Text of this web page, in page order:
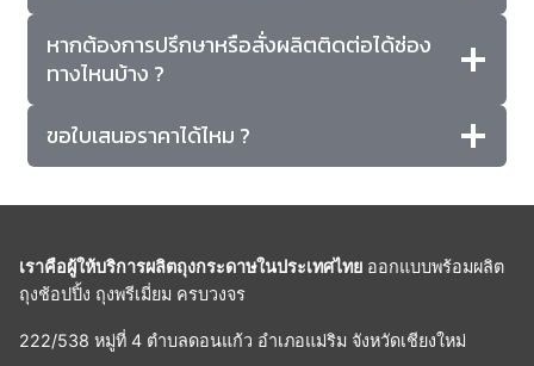
หากต้องการปรึกษาหรือสั่งผลิตติดต่อได้ช่อง
ทางไหนบ้าง ?
ขอใบเสนอราคาได้ไหม ?
เราคือผู้ให้บริการผลิตถุงกระดาษในประเทศไทย ออกแบบพร้อมผลิต
ถุงช้อปปิ้ง ถุงพรีเมี่ยม ครบวงจร
222/538 หมู่ที่ 4 ตำบลดอนแก้ว อำเภอแม่ริม จังหวัดเชียงใหม่